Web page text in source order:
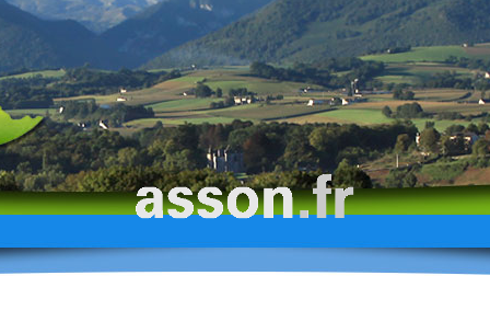
VIE LOCALE
ENFANCE
TOURISME
HISTOIRE